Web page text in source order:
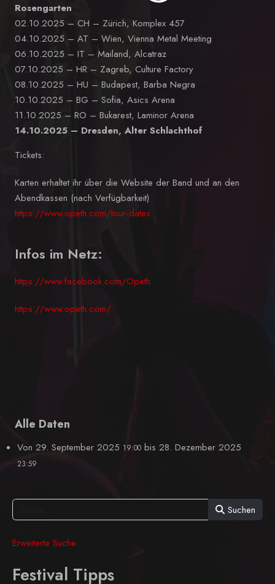
Rosengarten
02.10.2025 – CH – Zürich, Komplex 457
04.10.2025 – AT – Wien, Vienna Metal Meeting
06.10.2025 – IT – Mailand, Alcatraz
07.10.2025 – HR – Zagreb, Culture Factory
08.10.2025 – HU – Budapest, Barba Negra
10.10.2025 – BG – Sofia, Asics Arena
11.10.2025 – RO – Bukarest, Laminor Arena
14.10.2025 – Dresden, Alter Schlachthof
Tickets:
Karten erhaltet ihr über die Website der Band und an den
Abendkassen (nach Verfügbarkeit)
https://www.opeth.com/tour-dates
Infos im Netz:
https://www.facebook.com/Opeth
https://www.opeth.com/
Alle Daten
Von 29. September 2025 19:00 bis 28. Dezember 2025
23:59
Suchen
Erweiterte Suche
Festival Tipps